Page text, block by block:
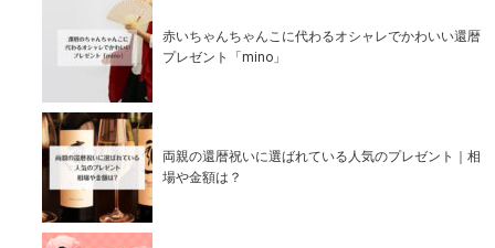
赤いちゃんちゃんこに代わるオシャレでかわいい還暦
プレゼント「mino」
両親の還暦祝いに選ばれている人気のプレゼント｜相
場や金額は？